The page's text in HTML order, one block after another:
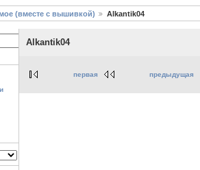
(вместе с вышивкой) Alkantik04
Alkantik04
первая предыдущая